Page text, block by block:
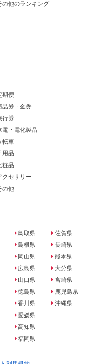
の他のランキング
期便
品券・金券
行券
電・電化製品
転車
用品
粧品
クセサリー
の他
鳥取県
島根県
岡山県
広島県
山口県
徳島県
香川県
愛媛県
高知県
福岡県
佐賀県
長崎県
熊本県
大分県
宮崎県
鹿児島県
沖縄県